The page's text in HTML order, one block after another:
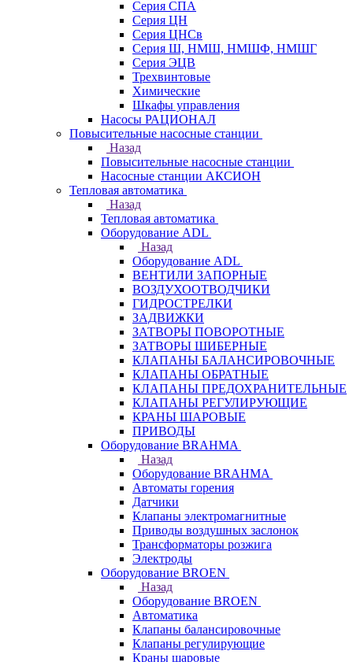
Серия СПА
Серия ЦН
Серия ЦНСв
Серия Ш, НМШ, НМШФ, НМШГ
Серия ЭЦВ
Трехвинтовые
Химические
Шкафы управления
Насосы РАЦИОНАЛ
Повысительные насосные станции
Назад
Повысительные насосные станции
Насосные станции АКСИОН
Тепловая автоматика
Назад
Тепловая автоматика
Оборудование ADL
Назад
Оборудование ADL
ВЕНТИЛИ ЗАПОРНЫЕ
ВОЗДУХООТВОДЧИКИ
ГИДРОСТРЕЛКИ
ЗАДВИЖКИ
ЗАТВОРЫ ПОВОРОТНЫЕ
ЗАТВОРЫ ШИБЕРНЫЕ
КЛАПАНЫ БАЛАНСИРОВОЧНЫЕ
КЛАПАНЫ ОБРАТНЫЕ
КЛАПАНЫ ПРЕДОХРАНИТЕЛЬНЫЕ
КЛАПАНЫ РЕГУЛИРУЮЩИЕ
КРАНЫ ШАРОВЫЕ
ПРИВОДЫ
Оборудование BRAHMA
Назад
Оборудование BRAHMA
Автоматы горения
Датчики
Клапаны электромагнитные
Приводы воздушных заслонок
Трансформаторы розжига
Электроды
Оборудование BROEN
Назад
Оборудование BROEN
Автоматика
Клапаны балансировочные
Клапаны регулирующие
Краны шаровые